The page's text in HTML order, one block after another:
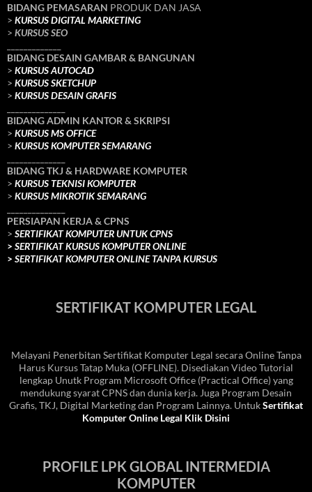
BIDANG PEMASARAN PRODUK DAN JASA
> KURSUS DIGITAL MARKETING
> KURSUS SEO
BIDANG DESAIN GAMBAR & BANGUNAN
> KURSUS AUTOCAD
> KURSUS SKETCHUP
> KURSUS DESAIN GRAFIS
BIDANG ADMIN KANTOR & SKRIPSI
> KURSUS MS OFFICE
> KURSUS KOMPUTER SEMARANG
BIDANG TKJ & HARDWARE KOMPUTER
> KURSUS TEKNISI KOMPUTER
> KURSUS MIKROTIK SEMARANG
PERSIAPAN KERJA & CPNS
> SERTIFIKAT KOMPUTER UNTUK CPNS
> SERTIFIKAT KURSUS KOMPUTER ONLINE
> SERTIFIKAT KOMPUTER ONLINE TANPA KURSUS
SERTIFIKAT KOMPUTER LEGAL
Melayani Penerbitan Sertifikat Komputer Legal secara Online Tanpa
Harus Kursus Tatap Muka (OFFLINE). Disediakan Video Tutorial
lengkap Unutk Program Microsoft Office (Practical Office) yang
mendukung syarat CPNS dan dunia kerja. Juga Program Desain
Grafis, TKJ, Digital Marketing dan Program Lainnya. UntukSertifikat
Komputer Online Legal Klik Disini
PROFILE LPK GLOBAL INTERMEDIA
KOMPUTER